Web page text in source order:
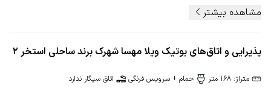
مشاهده بیشتر
پذیرایی و اتاق‌های بوتیک‌ ویلا مهسا شهرک برند ساحلی استخر ۲
متراژ: 168 متر حمام + سرویس فرنگی اتاق سیگار ندارد